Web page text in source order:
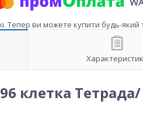
Тепер ви можете купити будь-
клетка